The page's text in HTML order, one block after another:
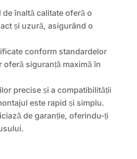
de înaltă calitate oferă o
și uzură, asigurând o
conform standardelor
oferă siguranță maximă în
precise și a compatibilității
este rapid și simplu.
de garanție, oferindu-ți